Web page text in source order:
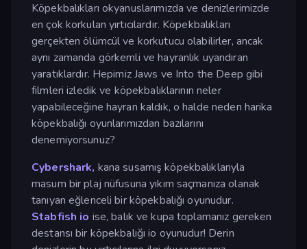
Köpekbalıkları okyanuslarımızda ve denizlerimizde
en çok korkulan yırtıcılardır. Köpekbalıkları
gerçekten ölümcül ve korkutucu olabilirler, ancak
aynı zamanda görkemli ve hayranlık uyandıran
yaratıklardır. Hepimiz Jaws ve Into the Deep gibi
filmleri izledik ve köpekbalıklarının neler
yapabileceğine hayran kaldık, o halde neden harika
köpekbalığı oyunlarımızdan bazılarını
denemiyorsunuz?
Cybershark, kana susamış köpekbalıklarıyla
masum bir plaj nüfusuna yıkım saçmanıza olanak
tanıyan eğlenceli bir köpekbalığı oyunudur.
Stabfish io ise, balık ve kupa toplamanız gereken
destansı bir köpekbalığı io oyunudur! Derin